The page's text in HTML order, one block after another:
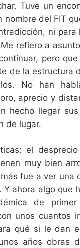
Tuve un
del FIT
ni
refiero a
pero
de la estructura
No han
aprecio y
hecho llegar
de lugar.
el
muy bien
fue a ver una
ahora algo que
de
unos cuantos
qué si le dan
años obras